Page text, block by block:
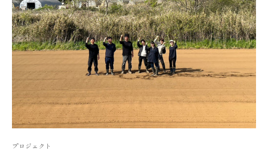
プロジェクト